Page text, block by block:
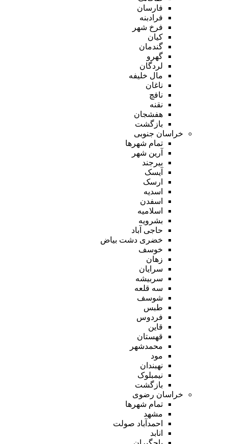
فارسان
فرادبنه
فرخ شهر
کیان
گندمان
گهرو
لردگان
مال خلیفه
ناغان
نافچ
نقنه
هفشجان
بازگشت
خراسان جنوبی
تمام شهر‌ها
آرین شهر
بیرجند
آیسک
ارسک
اسدیه
اسفدن
اسلامیه
بشرویه
حاجی آباد
خضری دشت بیاض
خوسف
زهان
سرایان
سربیشه
سه قلعه
شوسف
طبس
فردوس
قاین
قهستان
محمدشهر
مود
نهبندان
نیمبلوک
بازگشت
خراسان رضوی
تمام شهر‌ها
مشهد
احمدآباد صولت
انابد